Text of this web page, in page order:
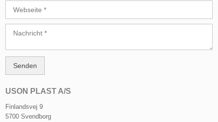
USON PLAST A/S
Finlandsvej 9
5700 Svendborg